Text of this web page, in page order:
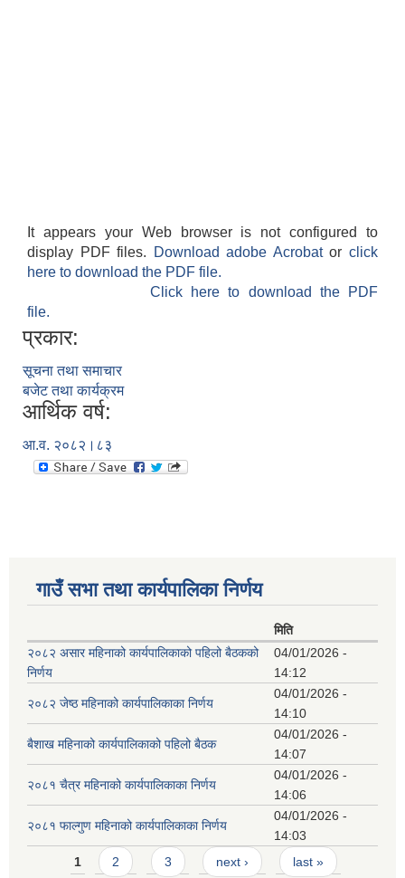
It appears your Web browser is not configured to
display PDF files.
Download adobe Acrobatorclick
here to download the PDF file.
Click here to download the PDF
file.
प्रकार:
सूचना तथा समाचार
बजेट तथा कार्यक्रम
आर्थिक वर्ष:
आ.व. २०८२।८३
गाउँ सभा तथा कार्यपालिका निर्णय
मिति
२०८२ असार महिनाको कार्यपालिकाको पहिलो बैठकको
निर्णय
04/01/2026 -
14:12
२०८२ जेष्ठ महिनाको कार्यपालिकाका निर्णय
04/01/2026 -
14:10
बैशाख महिनाको कार्यपालिकाको पहिलो बैठक
04/01/2026 -
14:07
२०८१ चैत्र महिनाको कार्यपालिकाका निर्णय
04/01/2026 -
14:06
२०८१ फाल्गुण महिनाको कार्यपालिकाका निर्णय
04/01/2026 -
14:03
Pages
1 2 3 next › last »